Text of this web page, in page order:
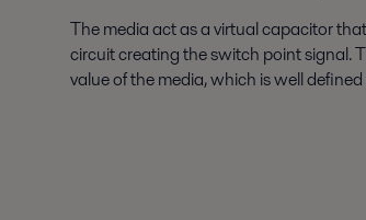
The media act as a virtual capacitor
circuit creating the switch point signal.
value of the media, which is well